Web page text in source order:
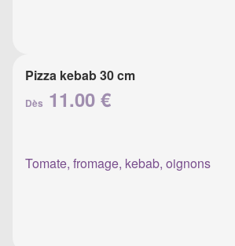
Pizza kebab 30 cm
Dès 11.00 €
Tomate, fromage, kebab, oignons